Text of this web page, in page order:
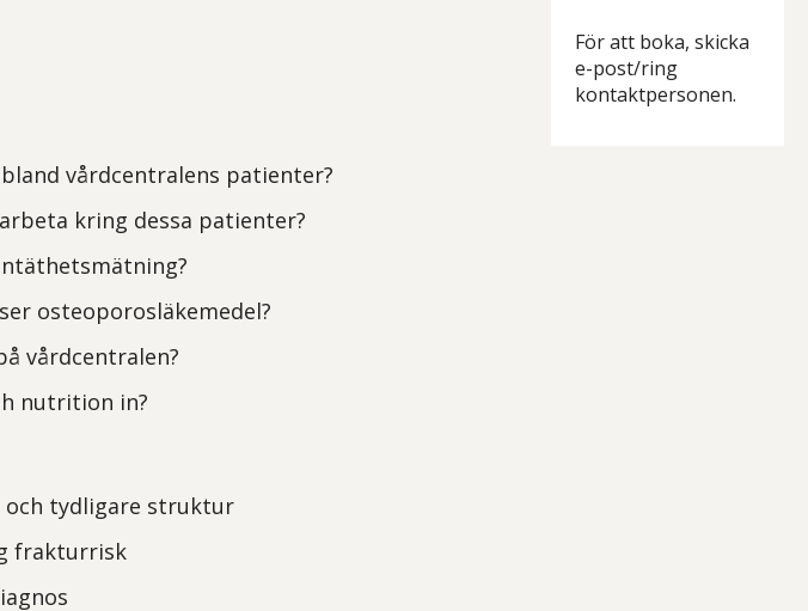
vårdcentralens patienter?
kring dessa patienter?
osteoporosläkemedel?
vårdcentralen?
nutrition in?
och tydligare struktur
frakturrisk
För att boka, skicka
e-post/ring
kontaktpersonen.